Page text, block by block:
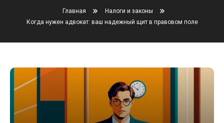
Главная
Налоги и законы
Когда нужен адвокат: ваш надежный щит в правовом поле